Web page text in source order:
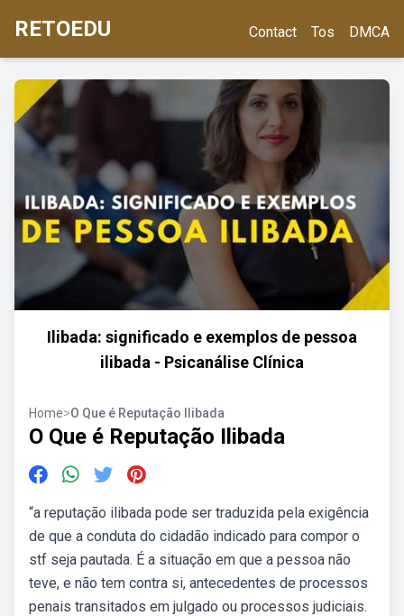
RETOEDU Contact Tos DMCA
Ilibada: significado e exemplos de pessoa
ilibada - Psicanálise Clínica
Home>O Que é Reputação Ilibada
O Que é Reputação Ilibada
“a reputação ilibada pode ser traduzida pela exigência
de que a conduta do cidadão indicado para compor o
stf seja pautada. É a situação em que a pessoa não
teve, e não tem contra si, antecedentes de processos
penais transitados em julgado ou processos judiciais.